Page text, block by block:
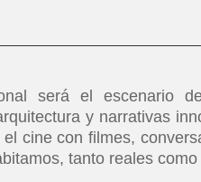
será el escenario
y narrativas
cine con filmes,
tanto reales